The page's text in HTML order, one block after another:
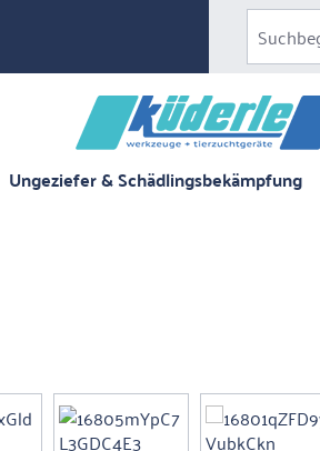
Ungeziefer & Schädlingsbekämpfung